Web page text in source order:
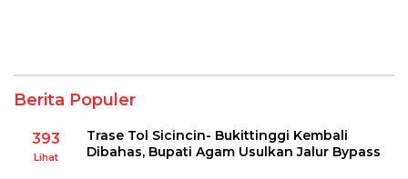
Berita Populer
393
Lihat
Trase Tol Sicincin- Bukittinggi Kembali
Dibahas, Bupati Agam Usulkan Jalur Bypass